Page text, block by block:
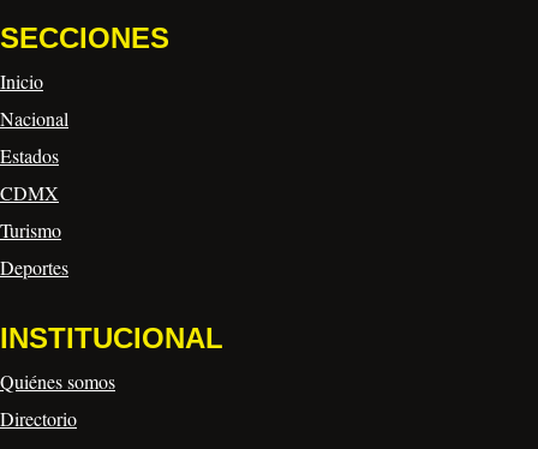
SECCIONES
Inicio
Nacional
Estados
CDMX
Turismo
Deportes
INSTITUCIONAL
Quiénes somos
Directorio